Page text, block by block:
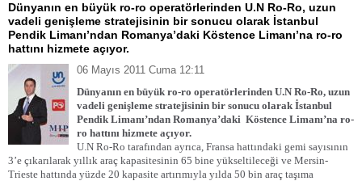
Dünyanın en büyük ro-ro operatörlerinden U.N Ro-Ro, uzun
vadeli genişleme stratejisinin bir sonucu olarak İstanbul
Pendik Limanı’ndan Romanya’daki Köstence Limanı’na ro-ro
hattını hizmete açıyor.
06 Mayıs 2011 Cuma 12:11
Dünyanın en büyük ro-ro operatörlerinden U.N Ro-Ro, uzun
vadeli genişleme stratejisinin bir sonucu olarak İstanbul
Pendik Limanı’ndan Romanya’daki Köstence Limanı’na ro-
ro hattını hizmete açıyor.
U.N Ro-Ro tarafından ayrıca, Fransa hattındaki gemi sayısının
3’e çıkarılarak yıllık araç kapasitesinin 65 bine yükseltileceği ve Mersin-
Trieste hattında yüzde 20 kapasite artırımıyla yılda 50 bin araç taşıma